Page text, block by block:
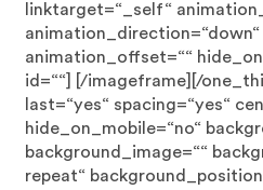
linktarget=“_self“
animation_direction=“down“
animation_offset=““
id=““]
[/imageframe][/
last=“yes“ spacing=“yes“
hide_on_mobile=“no“
background_image=““
repeat“